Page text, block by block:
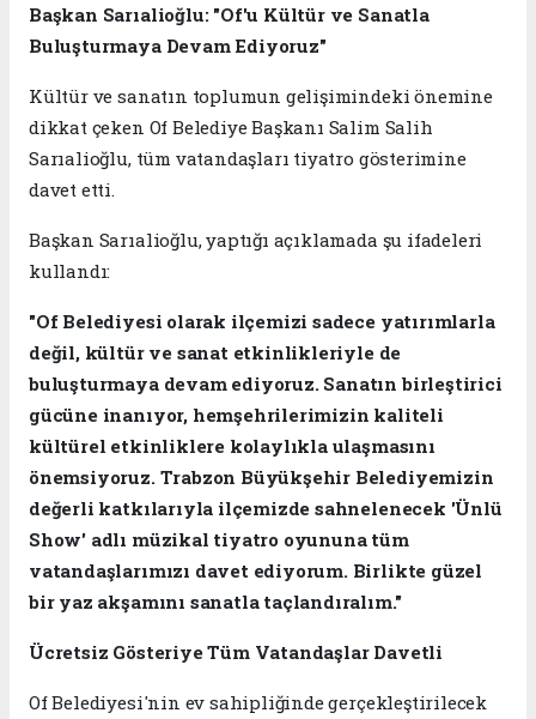
Başkan Sarıalioğlu: "Of'u Kültür ve Sanatla
Buluşturmaya Devam Ediyoruz"
Kültür ve sanatın toplumun gelişimindeki önemine
dikkat çeken Of Belediye Başkanı Salim Salih
Sarıalioğlu, tüm vatandaşları tiyatro gösterimine
davet etti.
Başkan Sarıalioğlu, yaptığı açıklamada şu ifadeleri
kullandı:
"Of Belediyesi olarak ilçemizi sadece yatırımlarla
değil, kültür ve sanat etkinlikleriyle de
buluşturmaya devam ediyoruz. Sanatın birleştirici
gücüne inanıyor, hemşehrilerimizin kaliteli
kültürel etkinliklere kolaylıkla ulaşmasını
önemsiyoruz. Trabzon Büyükşehir Belediyemizin
değerli katkılarıyla ilçemizde sahnelenecek 'Ünlü
Show' adlı müzikal tiyatro oyununa tüm
vatandaşlarımızı davet ediyorum. Birlikte güzel
bir yaz akşamını sanatla taçlandıralım."
Ücretsiz Gösteriye Tüm Vatandaşlar Davetli
Of Belediyesi'nin ev sahipliğinde gerçekleştirilecek